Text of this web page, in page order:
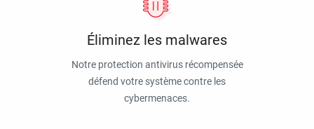
Éliminez les malwares
Notre protection antivirus récompensée
défend votre système contre les
cybermenaces.